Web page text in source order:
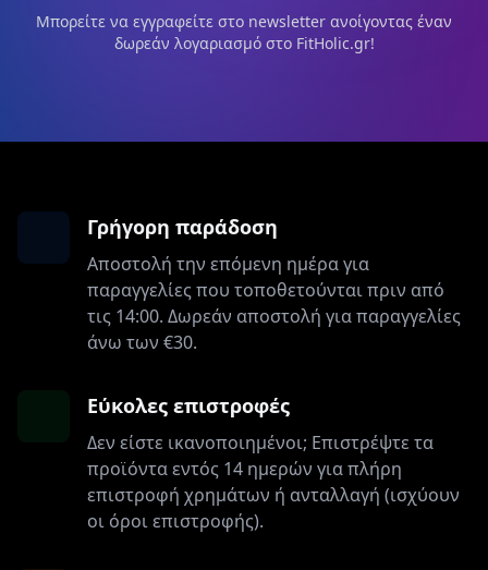
Μπορείτε να εγγραφείτε στο newsletter ανοίγοντας έναν
δωρεάν λογαριασμό στο FitHolic.gr!
Γρήγορη παράδοση
Αποστολή την επόμενη ημέρα για
παραγγελίες που τοποθετούνται πριν από
τις 14:00. Δωρεάν αποστολή για παραγγελίες
άνω των €30.
Εύκολες επιστροφές
Δεν είστε ικανοποιημένοι; Επιστρέψτε τα
προϊόντα εντός 14 ημερών για πλήρη
επιστροφή χρημάτων ή ανταλλαγή (ισχύουν
οι όροι επιστροφής).